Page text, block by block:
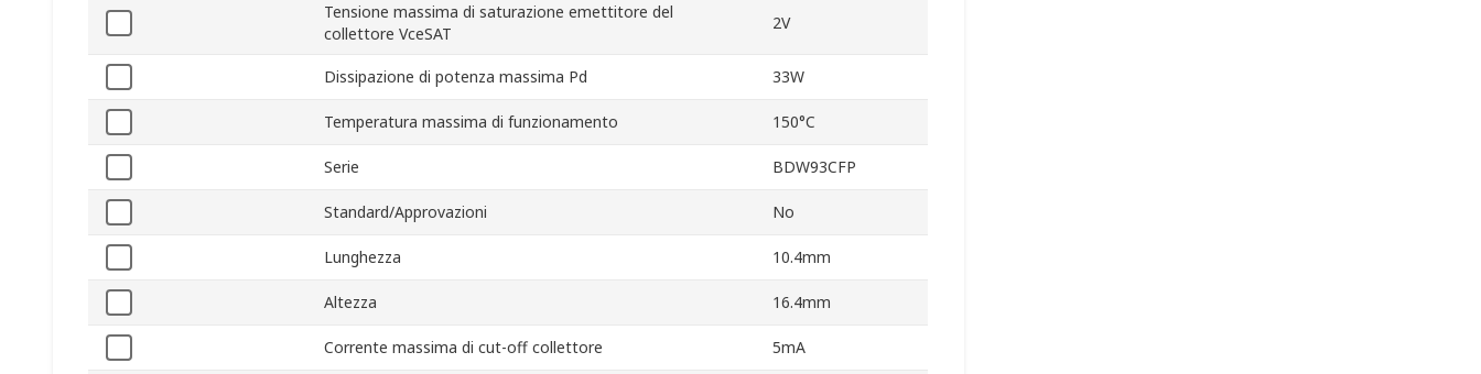
Tensione massima di saturazione emettitore del
collettore VceSAT
2V
Dissipazione di potenza massima Pd 33W
Temperatura massima di funzionamento 150°C
Serie BDW93CFP
Standard/Approvazioni No
Lunghezza 10.4mm
Altezza 16.4mm
Corrente massima di cut-off collettore 5mA